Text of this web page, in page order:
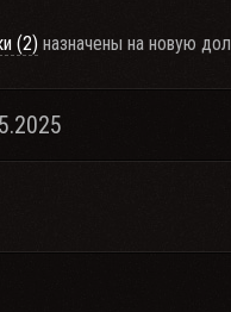
(2) назначены на новую